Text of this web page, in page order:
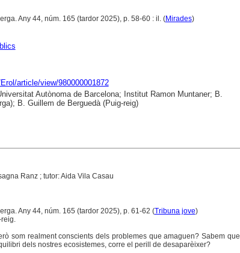
Any 44, núm. 165 (tardor 2025), p. 58-60 : il. (Mirades)
article/view/980000001872
Autònoma de Barcelona; Institut Ramon Muntaner; B.
B. Guillem de Berguedà (Puig-reig)
Ranz ; tutor: Aida Vila Casau
Any 44, núm. 165 (tardor 2025), p. 61-62 (Tribuna jove)
som realment conscients dels problemes que amaguen? Sabem que
dels nostres ecosistemes, corre el perill de desaparèixer?